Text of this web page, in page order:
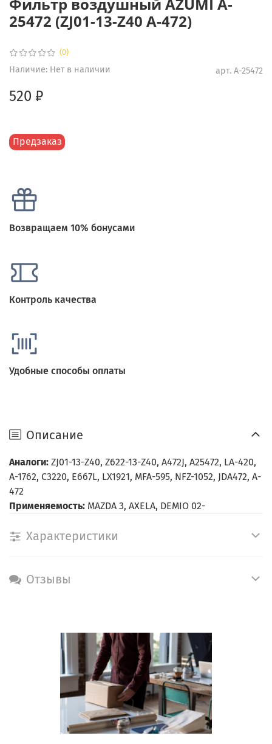
(0)
арт. A-25472
Наличие: Нет в наличии
Предзаказ
25472 (ZJ01-13-Z40 A-472)
520 ₽
Возвращаем 10% бонусами
Контроль качества
Удобные способы оплаты
Описание
Аналоги: ZJ01-13-Z40, Z622-13-Z40, A472J, A25472, LA-420,
A-1762, C3220, E667L, LX1921, MFA-595, NFZ-1052, JDA472, A-
472
Применяемость: MAZDA 3, AXELA, DEMIO 02-
Характеристики
Отзывы